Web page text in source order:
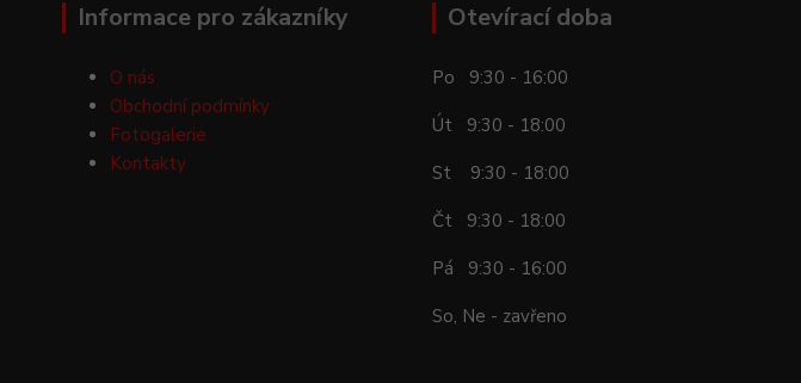
Informace pro zákazníky
O nás
Obchodní podmínky
Fotogalerie
Kontakty
Otevírací doba
Po 9:30 - 16:00
Út 9:30 - 18:00
St 9:30 - 18:00
Čt 9:30 - 18:00
Pá 9:30 - 16:00
So, Ne - zavřeno